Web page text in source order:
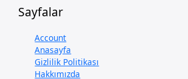
Sayfalar
Account
Anasayfa
Gizlilik Politikası
Hakkımızda